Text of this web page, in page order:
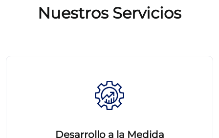
Nuestros Servicios
Desarrollo a la Medida